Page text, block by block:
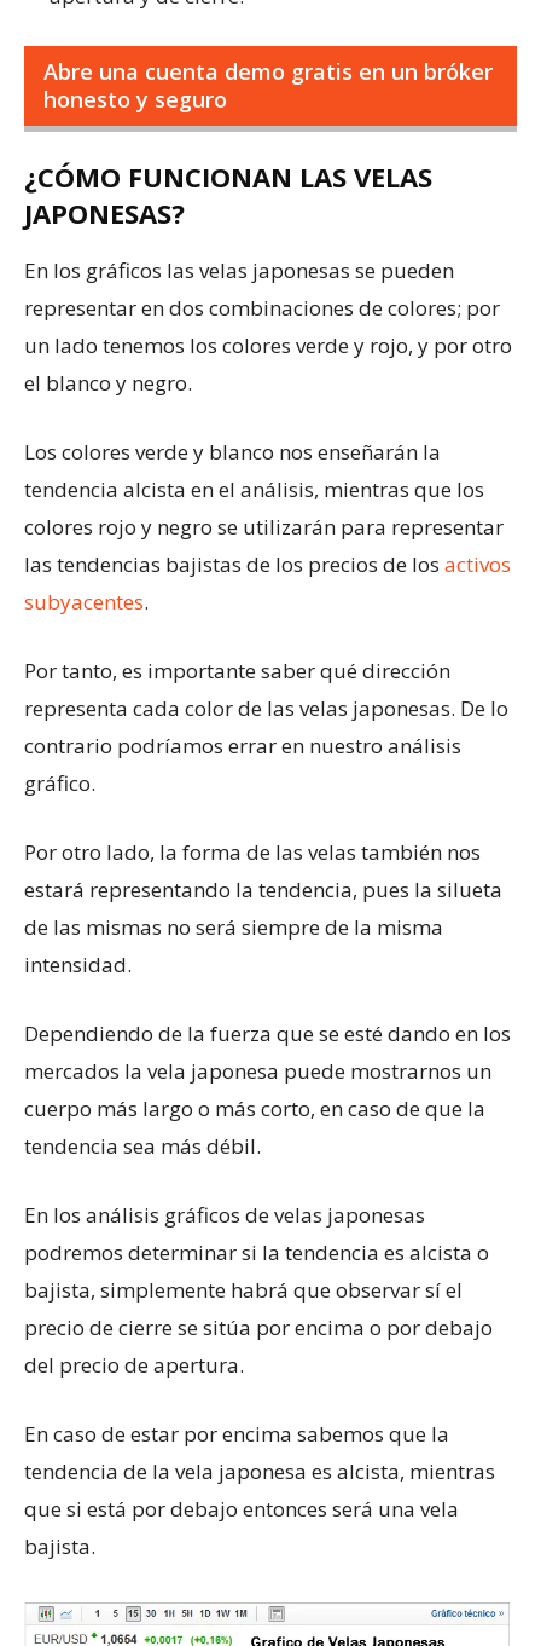
Abre una cuenta demo gratis en un bróker
honesto y seguro
¿CÓMO FUNCIONAN LAS VELAS
JAPONESAS?
En los gráficos las velas japonesas se pueden
representar en dos combinaciones de colores; por
un lado tenemos los colores verde y rojo, y por otro
el blanco y negro.
Los colores verde y blanco nos enseñarán la
tendencia alcista en el análisis, mientras que los
colores rojo y negro se utilizarán para representar
las tendencias bajistas de los precios de los activos
subyacentes.
Por tanto, es importante saber qué dirección
representa cada color de las velas japonesas. De lo
contrario podríamos errar en nuestro análisis
gráfico.
Por otro lado, la forma de las velas también nos
estará representando la tendencia, pues la silueta
de las mismas no será siempre de la misma
intensidad.
Dependiendo de la fuerza que se esté dando en los
mercados la vela japonesa puede mostrarnos un
cuerpo más largo o más corto, en caso de que la
tendencia sea más débil.
En los análisis gráficos de velas japonesas
podremos determinar si la tendencia es alcista o
bajista, simplemente habrá que observar sí el
precio de cierre se sitúa por encima o por debajo
del precio de apertura.
En caso de estar por encima sabemos que la
tendencia de la vela japonesa es alcista, mientras
que si está por debajo entonces será una vela
bajista.